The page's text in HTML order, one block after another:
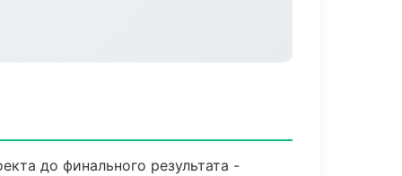
до финального результата -